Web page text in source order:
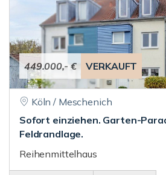
449.000,- € VERKAUFT
Köln / Meschenich
Sofort einziehen. Garten-
Feldrandlage.
Reihenmittelhaus